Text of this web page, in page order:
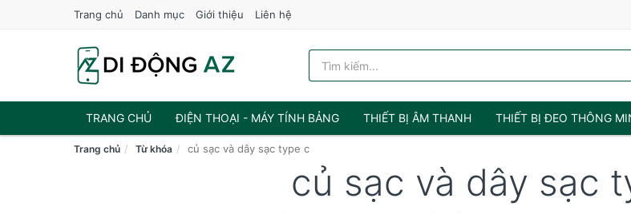
Trang chủ Danh mục Giới thiệu Liên hệ
TRANG CHỦ ĐIỆN THOẠI - MÁY TÍNH BẢNG THIẾT BỊ ÂM THANH THIẾT BỊ ĐEO THÔNG
Trang chủ Từ khóa củ sạc và dây sạc type c
củ sạc và dây sạc